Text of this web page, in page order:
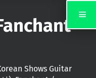
Shows Guitar